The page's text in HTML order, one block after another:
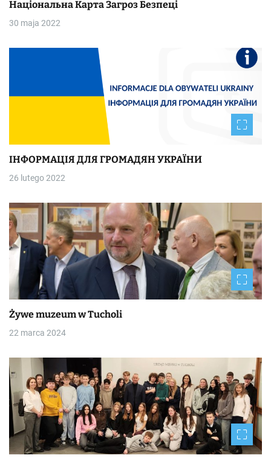
Національна Kapтa Загроз Безпеці
30 maja 2022
ІНФОРМАЦІЯ ДЛЯ ГРОМАДЯН УКРАЇНИ
26 lutego 2022
Żywe muzeum w Tucholi
22 marca 2024